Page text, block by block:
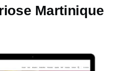
Martinique